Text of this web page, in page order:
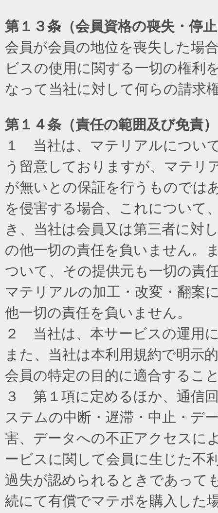
第１３条（会員資格の喪失・停
会員が会員の地位を喪失した場
ビスの使用に関する一切の権利
なって当社に対して何らの請求
第１４条（責任の範囲及び免責）
１ 当社は、マテリアルについ
う留意しておりますが、マテリ
が無いとの保証を行うものでは
を侵害する場合、これについて
き、当社は会員又は第三者に対
の他一切の責任を負いません。
ついて、その提供元も一切の責
マテリアルの加工・改変・翻案
他一切の責任を負いません。
２ 当社は、本サービスの運用
また、当社は本利用規約で明示
会員の特定の目的に適合するこ
３ 第１項に定めるほか、通信
ステムの中断・遅滞・中止・デ
害、データへの不正アクセスに
ービスに関して会員に生じた不
過失が認められるときであって
続にて有償でマテポを購入した